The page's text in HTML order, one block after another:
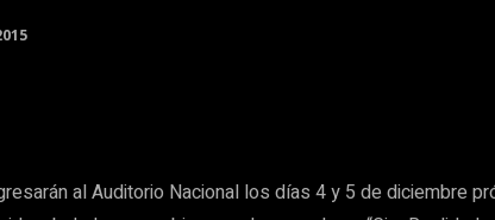
al Auditorio Nacional los días 4 y 5 de diciembre